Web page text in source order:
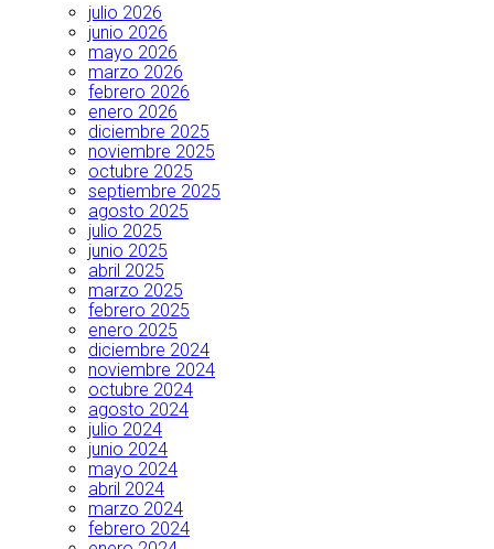
julio 2026
junio 2026
mayo 2026
marzo 2026
febrero 2026
enero 2026
diciembre 2025
noviembre 2025
octubre 2025
septiembre 2025
agosto 2025
julio 2025
junio 2025
abril 2025
marzo 2025
febrero 2025
enero 2025
diciembre 2024
noviembre 2024
octubre 2024
agosto 2024
julio 2024
junio 2024
mayo 2024
abril 2024
marzo 2024
febrero 2024